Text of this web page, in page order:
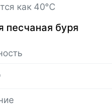
как 40°C
песчаная буря